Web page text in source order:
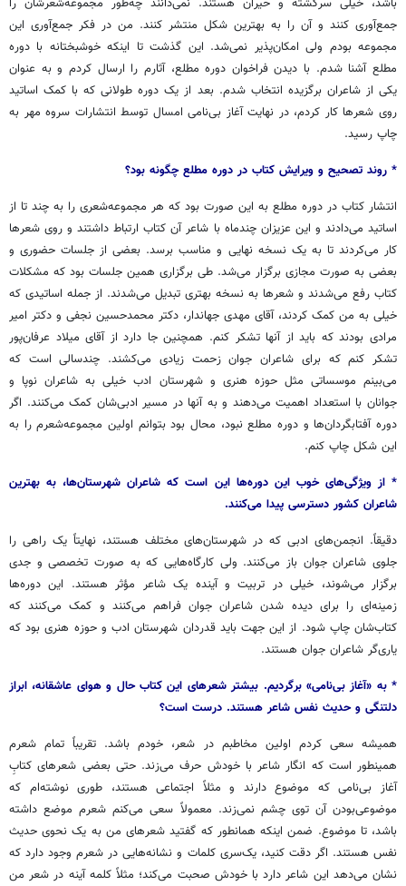
جمع‌آوری کنند و آن را به بهترین شکل منتشر کنند. من در فکر جمع‌آوری این
مجموعه بودم ولی امکان‌پذیر نمی‌شد. این گذشت تا اینکه خوشبختانه با دوره
مطلع آشنا شدم. با دیدن فراخوان دوره مطلع، آثارم را ارسال کردم و به عنوان
یکی از شاعران برگزیده انتخاب شدم. بعد از یک دوره طولانی که با کمک اساتید
روی شعرها کار کردم، در نهایت آغاز بی‌نامی امسال توسط انتشارات سروه مهر به
چاپ رسید.
* روند تصحیح و ویرایش کتاب در دوره مطلع چگونه بود؟
انتشار کتاب در دوره مطلع به این صورت بود که هر مجموعه‌شعری را به چند تا از
اساتید می‌دادند و این عزیزان چندماه با شاعر آن کتاب ارتباط داشتند و روی شعرها
کار می‌کردند تا به یک نسخه نهایی و مناسب برسد. بعضی از جلسات حضوری و
بعضی به صورت مجازی برگزار می‌شد. طی برگزاری همین جلسات بود که مشکلات
کتاب رفع می‌شدند و شعرها به نسخه بهتری تبدیل می‌شدند. از جمله اساتیدی که
خیلی به من کمک کردند، آقای مهدی جهاندار، دکتر محمدحسین نجفی و دکتر امیر
مرادی بودند که باید از آنها تشکر کنم. همچنین جا دارد از آقای میلاد عرفان‌پور
تشکر کنم که برای شاعران جوان زحمت زیادی می‌کشند. چندسالی است که
می‌بینم موسساتی مثل حوزه هنری و شهرستان ادب خیلی به شاعران نوپا و
جوانان با استعداد اهمیت می‌دهند و به آنها در مسیر ادبی‌شان کمک می‌کنند. اگر
دوره آفتابگردان‌ها و دوره مطلع نبود، محال بود بتوانم اولین مجموعه‌شعرم را به
این شکل چاپ کنم.
* ازویژگی‌های خوب این دوره‌ها این استکهشاعرانشهرستان‌ها، بهبهترین
شاعران کشور دسترسی پیدا می‌کنند.
دقیقاً. انجمن‌های ادبی که در شهرستان‌های مختلف هستند، نهایتاً یک راهی را
جلوی شاعران جوان باز می‌کنند. ولی کارگاه‌هایی که به صورت تخصصی و جدی
برگزار می‌شوند، خیلی در تربیت و آینده یک شاعر مؤثر هستند. این دوره‌ها
زمینه‌ای را برای دیده شدن شاعران جوان فراهم می‌کنند و کمک می‌کنند که
کتاب‌شان چاپ شود. از این جهت باید قدردان شهرستان ادب و حوزه هنری بود که
یاری‌گر شاعران جوان هستند.
* به «آغازبی‌نامی» برگردیم. بیشترشعرهای اینکتاب حال وهوای عاشقانه، ابراز
دلتنگی و حدیث نفس شاعر هستند. درست است؟
همیشه سعی کردم اولین مخاطبم در شعر، خودم باشد. تقریباً تمام شعرم
همینطور است که انگار شاعر با خودش حرف می‌زند. حتی بعضی شعرهای کتابِ
آغاز بی‌نامی که موضوع دارند و مثلاً اجتماعی هستند، طوری نوشته‌ام که
موضوعی‌بودن آن توی چشم نمی‌زند. معمولاً سعی می‌کنم شعرم موضع داشته
باشد، تا موضوع. ضمن اینکه همانطور که گفتید شعرهای من به یک نحوی حدیث
نفس هستند. اگر دقت کنید، یک‌سری کلمات و نشانه‌هایی در شعرم وجود دارد که
نشان می‌دهد این شاعر دارد با خودش صحبت می‌کند؛ مثلاً کلمه آینه در شعر من